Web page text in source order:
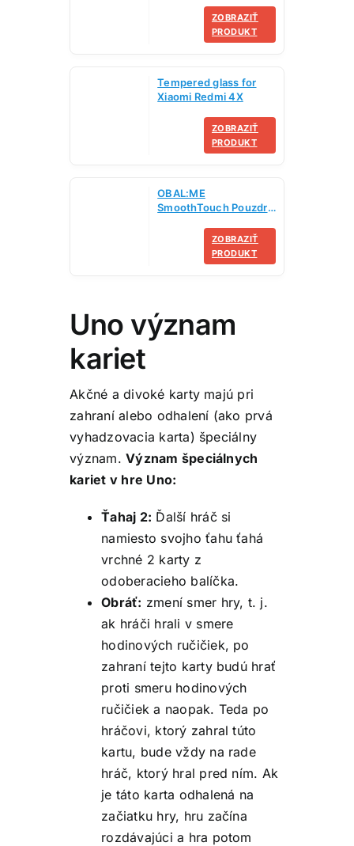
ZOBRAZIŤ
PRODUKT
Tempered glass for
Xiaomi Redmi 4X
ZOBRAZIŤ
PRODUKT
OBAL:ME
SmoothTouch Pouzdro
ZOBRAZIŤ
PRODUKT
Uno význam
kariet
Akčné a divoké karty majú pri
zahraní alebo odhalení (ako prvá
vyhadzovacia karta) špeciálny
význam.Význam špeciálnych
kariet v hre Uno:
Ťahaj 2: Ďalší hráč si
namiesto svojho ťahu ťahá
vrchné 2 karty z
odoberacieho balíčka.
Obráť: zmení smer hry, t. j.
ak hráči hrali v smere
hodinových ručičiek, po
zahraní tejto karty budú hrať
proti smeru hodinových
ručičiek a naopak. Teda po
hráčovi, ktorý zahral túto
kartu, bude vždy na rade
hráč, ktorý hral pred ním. Ak
je táto karta odhalená na
začiatku hry, hru začína
rozdávajúci a hra potom